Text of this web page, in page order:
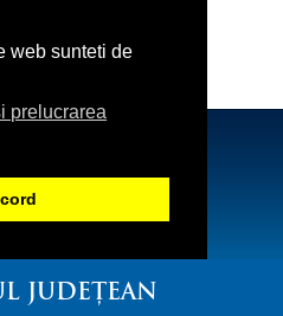
web sunteti de
prelucrarea
JUDEȚEAN